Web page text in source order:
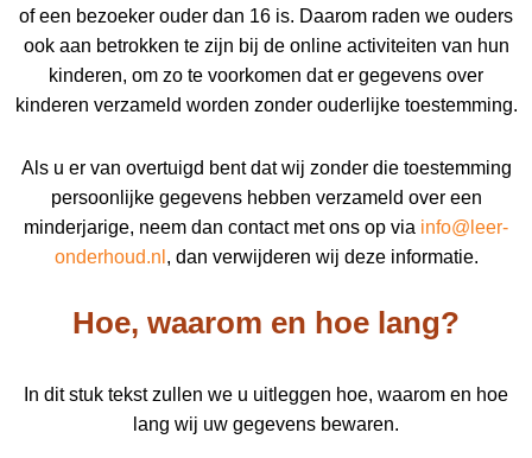
of een bezoeker ouder dan 16 is. Daarom raden we ouders
ook aan betrokken te zijn bij de online activiteiten van hun
kinderen, om zo te voorkomen dat er gegevens over
kinderen verzameld worden zonder ouderlijke toestemming.
Als u er van overtuigd bent dat wij zonder die toestemming
persoonlijke gegevens hebben verzameld over een
minderjarige, neem dan contact met ons op via info@leer-
onderhoud.nl , dan verwijderen wij deze informatie.
Hoe, waarom en hoe lang?
In dit stuk tekst zullen we u uitleggen hoe, waarom en hoe
lang wij uw gegevens bewaren.